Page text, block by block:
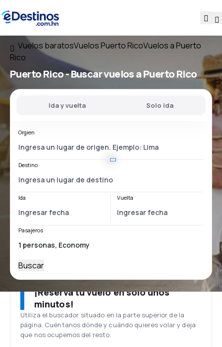
Vuelos baratosVuelos Puerto RicoVuelos a Puerto
Rico
Puerto Rico - Buscar vuelos a Puerto Rico
Ida y vuelta Solo ida
Orgien
Destino
Ida Vuelta
Pasajeros
Buscar
¡Reserva tu vuelo en solo unos
minutos!
Utiliza el buscador situado en la parte superior de la
página. Cuéntanos dónde y cuándo quieres volar y deja
que nos ocupemos del resto.